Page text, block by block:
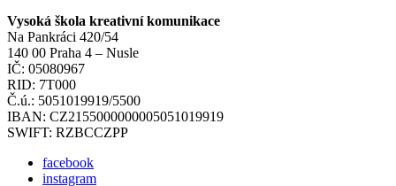
Vysoká škola kreativní komunikace
Na Pankráci 420/54
140 00 Praha 4 – Nusle
IČ: 05080967
RID: 7T000
Č.ú.: 5051019919/5500
IBAN: CZ2155000000005051019919
SWIFT: RZBCCZPP
facebook
instagram